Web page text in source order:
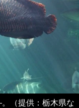
（提供：栃木県な